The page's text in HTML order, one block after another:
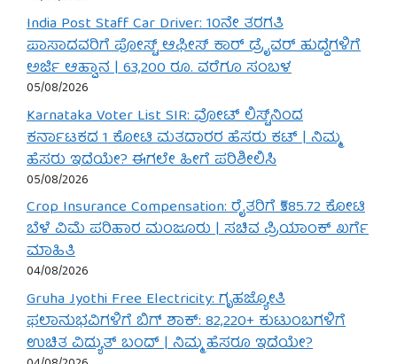
India Post Staff Car Driver: 10ನೇ ತರಗತಿ
ಪಾಸಾದವರಿಗೆ ಪೋಸ್ಟ್ ಆಫೀಸ್ ಕಾರ್ ಡ್ರೈವರ್ ಹುದ್ದೆಗಳಿಗೆ
ಅರ್ಜಿ ಆಹ್ವಾನ | 63,200 ರೂ. ವರೆಗೂ ಸಂಬಳ
05/08/2026
Karnataka Voter List SIR: ವೋಟ್ ಲಿಸ್ಟ್‌ನಿಂದ
ಕರ್ನಾಟಕದ 1 ಕೋಟಿ ಮತದಾರರ ಹೆಸರು ಕಟ್ | ನಿಮ್ಮ
ಹೆಸರು ಇದೆಯೇ? ಈಗಲೇ ಹೀಗೆ ಪರಿಶೀಲಿಸಿ
05/08/2026
Crop Insurance Compensation: ರೈತರಿಗೆ ₹585.72 ಕೋಟಿ
ಬೆಳೆ ವಿಮೆ ಪರಿಹಾರ ಮಂಜೂರು | ಸಚಿವ ಪ್ರಿಯಾಂಕ್ ಖರ್ಗೆ
ಮಾಹಿತಿ
04/08/2026
Gruha Jyothi Free Electricity: ಗೃಹಜ್ಯೋತಿ
ಫಲಾನುಭವಿಗಳಿಗೆ ಬಿಗ್ ಶಾಕ್: 82,220+ ಕುಟುಂಬಗಳಿಗೆ
ಉಚಿತ ವಿದ್ಯುತ್ ಬಂದ್ | ನಿಮ್ಮ ಹೆಸರೂ ಇದೆಯೇ?